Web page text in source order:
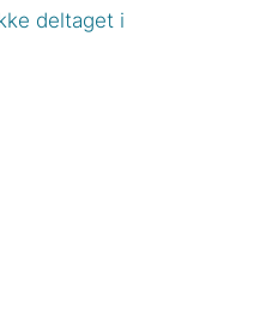
deltaget i